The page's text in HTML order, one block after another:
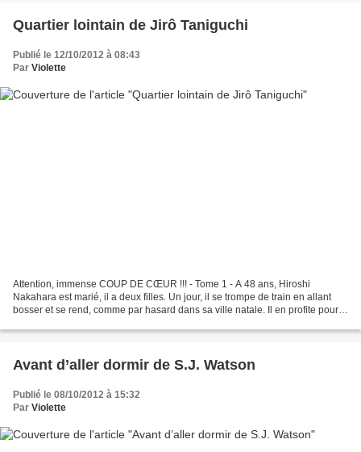
Quartier lointain de Jirô Taniguchi
Publié le 12/10/2012 à 08:43
Par Violette
Attention, immense COUP DE CŒUR !!! - Tome 1 - A 48 ans, Hiroshi
Nakahara est marié, il a deux filles. Un jour, il se trompe de train en allant
bosser et se rend, comme par hasard dans sa ville natale. Il en profite pour
Avant d’aller dormir de S.J. Watson
Publié le 08/10/2012 à 15:32
Par Violette